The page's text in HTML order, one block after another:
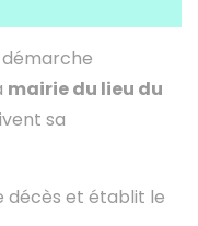
mairie du lieu du
sa
décès et établit le